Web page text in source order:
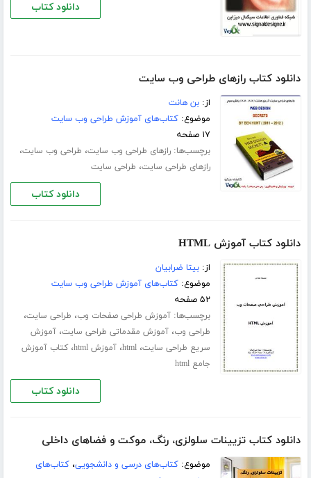
دانلود کتاب
دانلود کتاب رازهای طراحی وب سایت
از:بن هانت
موضوع:کتاب‌های آموزش طراحی وب سایت
۱۷ صفحه
برچسب‌ها:رازهای طراحی وب سایت، طراحی وب سایت،
رازهای طراحی سایت، طراحی سایت
دانلود کتاب
دانلود کتاب آموزش HTML
از:بیتا ضرابیان
موضوع:کتاب‌های آموزش طراحی وب سایت
۵۲ صفحه
برچسب‌ها:آموزش طراحی صفحات وب، طراحی سایت،
طراحی وب،آموزش مقدماتی طراحی سایت،آموزش
سریع طراحی سایت،html،آموزش html ،کتاب آموزش
جامع html
دانلود کتاب
دانلود کتاب تزیینات سلولزی، رنگ، موکت و فضاهای داخلی
موضوع:کتاب‌های درسی و دانشجویی،کتاب‌های